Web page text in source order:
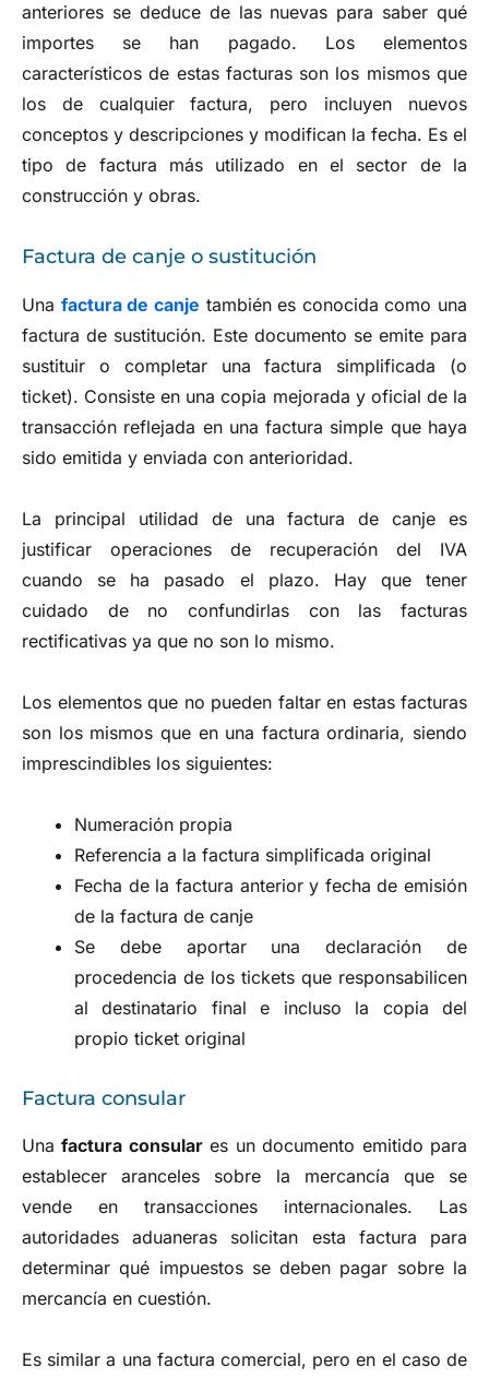
anteriores se deduce de las nuevas para saber qué
importes se han pagado. Los elementos
característicos de estas facturas son los mismos que
los de cualquier factura, pero incluyen nuevos
conceptos y descripciones y modifican la fecha. Es el
tipo de factura más utilizado en el sector de la
construcción y obras.
Factura de canje o sustitución
Una factura de canje también es conocida como una
factura de sustitución. Este documento se emite para
sustituir o completar una factura simplificada (o
ticket). Consiste en una copia mejorada y oficial de la
transacción reflejada en una factura simple que haya
sido emitida y enviada con anterioridad.
La principal utilidad de una factura de canje es
justificar operaciones de recuperación del IVA
cuando se ha pasado el plazo. Hay que tener
cuidado de no confundirlas con las facturas
rectificativas ya que no son lo mismo.
Los elementos que no pueden faltar en estas facturas
son los mismos que en una factura ordinaria, siendo
imprescindibles los siguientes:
Numeración propia
Referencia a la factura simplificada original
Fecha de la factura anterior y fecha de emisión
de la factura de canje
Se debe aportar una declaración de
procedencia de los tickets que responsabilicen
al destinatario final e incluso la copia del
propio ticket original
Factura consular
Unafactura consulares un documento emitido para
establecer aranceles sobre la mercancía que se
vende en transacciones internacionales. Las
autoridades aduaneras solicitan esta factura para
determinar qué impuestos se deben pagar sobre la
mercancía en cuestión.
Es similar a una factura comercial, pero en el caso de